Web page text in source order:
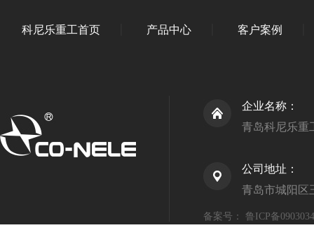
科尼乐重工首页 产品中心 客户案例
企业名称：
青岛科尼乐重
公司地址：
青岛市城阳区
备案号： 鲁ICP备